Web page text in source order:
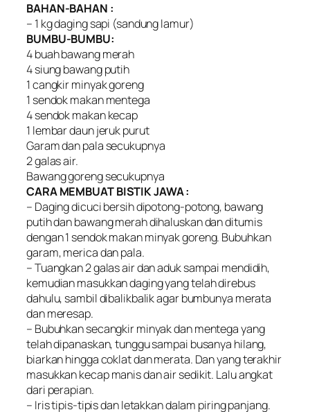
BAHAN-BAHAN :
– 1 kg daging sapi (sandung lamur)
BUMBU-BUMBU:
4 buah bawang merah
4 siung bawang putih
1 cangkir minyak goreng
1 sendok makan mentega
4 sendok makan kecap
1 lembar daun jeruk purut
Garam dan pala secukupnya
2 galas air.
Bawang goreng secukupnya
CARA MEMBUAT BISTIK JAWA :
– Daging dicuci bersih dipotong-potong, bawang
putih dan bawang merah dihaluskan dan ditumis
dengan 1 sendok makan minyak goreng. Bubuhkan
garam, merica dan pala.
– Tuangkan 2 galas air dan aduk sampai mendidih,
kemudian masukkan daging yang telah direbus
dahulu, sambil dibalikbalik agar bumbunya merata
dan meresap.
– Bubuhkan secangkir minyak dan mentega yang
telah dipanaskan, tunggu sampai busanya hilang,
biarkan hingga coklat dan merata. Dan yang terakhir
masukkan kecap manis dan air sedikit. Lalu angkat
dari perapian.
– Iris tipis-tipis dan letakkan dalam piring panjang.